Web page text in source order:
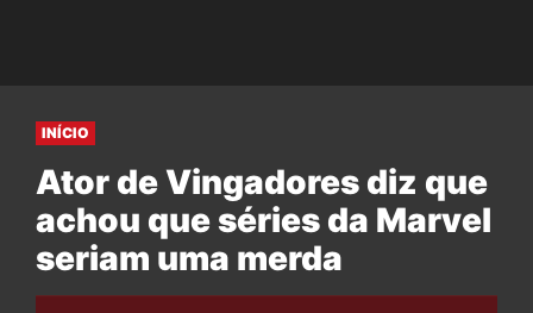
INÍCIO
Ator de Vingadores diz que
achou que séries da Marvel
seriam uma merda